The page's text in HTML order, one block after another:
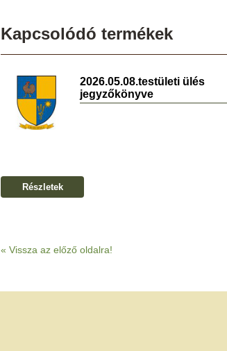
Kapcsolódó termékek
2026.05.08.testületi ülés
jegyzőkönyve
Részletek
« Vissza az előző oldalra!